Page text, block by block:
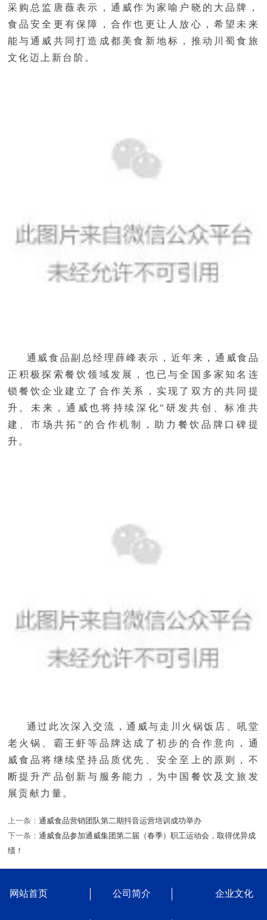
采购总监唐薇表示，通威作为家喻户晓的大品牌，
食品安全更有保障，合作也更让人放心，希望未来
能与通威共同打造成都美食新地标，推动川蜀食旅
文化迈上新台阶。
通威食品副总经理薛峰表示，近年来，通威食品
正积极探索餐饮领域发展，也已与全国多家知名连
锁餐饮企业建立了合作关系，实现了双方的共同提
升。未来，通威也将持续深化"研发共创、标准共
建、市场共拓"的合作机制，助力餐饮品牌口碑提
升。
通过此次深入交流，通威与走川火锅饭店、吼堂
老火锅、霸王虾等品牌达成了初步的合作意向，通
威食品将继续坚持品质优先、安全至上的原则，不
断提升产品创新与服务能力，为中国餐饮及文旅发
展贡献力量。
上一条： 通威食品营销团队第二期抖音运营培训成功举办
下一条： 通威食品参加通威集团第二届（春季）职工运动会，取得优异成
绩！
网站首页 公司简介 企业文化